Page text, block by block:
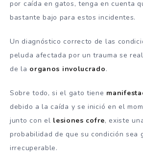
por caída en gatos, tenga en cuenta
bastante bajo para estos incidentes.
Un diagnóstico correcto de las
peluda afectada por un trauma se
de la organos involucrado.
Sobre todo, si el gato tiene
debido a la caída y se inició en el
junto con el lesiones cofre, existe
probabilidad de que su condición sea
irrecuperable.